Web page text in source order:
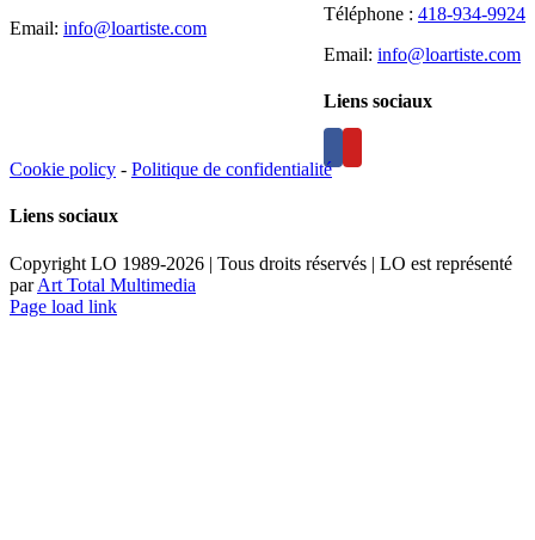
Téléphone : 418-934-9924
Email: info@loartiste.com
Liens sociaux
Email: info@loartiste.com
Cookie policy - Politique de confidentialité
Liens sociaux
Copyright LO 1989-2026 | Tous droits réservés | LO est représenté
parArt Total Multimedia
Facebook
Instagram
Email
Pinterest
YouTube
Page load link